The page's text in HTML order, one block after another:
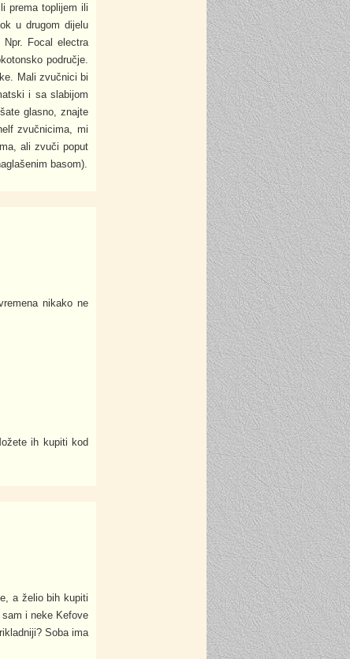
prema toplijem ili
u drugom dijelu
Focal electra
područje.
Mali zvučnici bi
i sa slabijom
glasno, znajte
zvučnicima, mi
ali zvuči poput
basom).
nikako ne
ih kupiti kod
a želio bih kupiti
i neke Kefove
Soba ima